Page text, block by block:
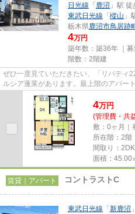
日光線 「 鹿沼 」駅
東武日光線 「 樅山 」
栃木県鹿沼市鳥居跡
4万円
築年数：築36年 ｜募
階数：2階建
ぜひ一度見ていただきたい、「リバテ
ルシア蓬莱があります。最上階のアパー
ように、敷地内にゴミ置き場を...
4万円
(管理費・共
敷：0ヶ月｜
所在階：2階
間取り：2DK
面積：45.00
賃貸｜アパート コントラストC
東武日光線 「 新鹿沼